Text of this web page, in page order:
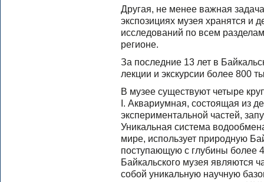
Другая, не менее важная
экспозициях музея хранятся и
исследований по всем
регионе.
За последние 13 лет в
лекции и экскурсии более 800
В музее существуют четыре
I. Аквариумная, состоящая из
экспериментальной частей,
Уникальная система
мире, использует природную
поступающую с глубины более
Байкальского музея являются
собой уникальную научную